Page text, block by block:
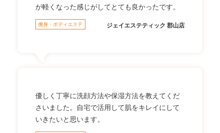
が軽くなった感じがしてとても良かったです。
痩身・ボディエステ ジェイエステティック 郡山店
優しく丁寧に洗顔方法や保湿方法を教えてくだ
さいました。自宅で活用して肌をキレイにして
いきたいと思います。